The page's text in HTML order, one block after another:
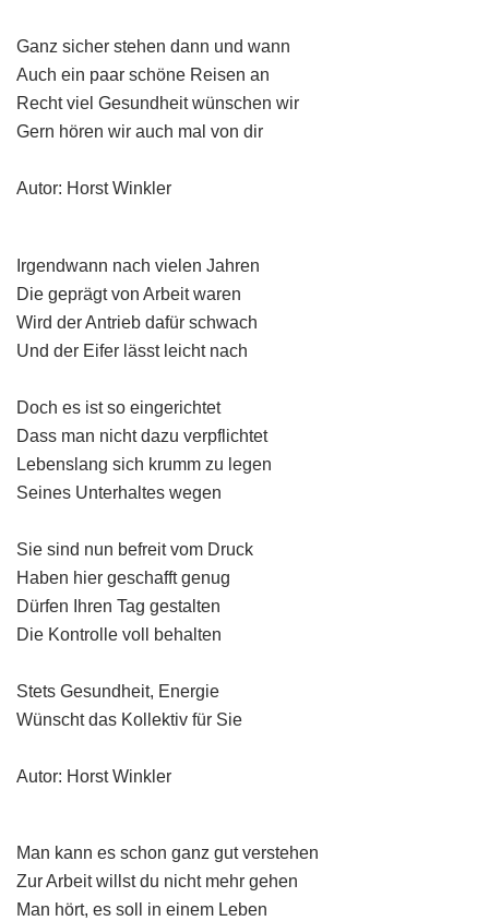
Ganz sicher stehen dann und wann
Auch ein paar schöne Reisen an
Recht viel Gesundheit wünschen wir
Gern hören wir auch mal von dir
Autor: Horst Winkler
Irgendwann nach vielen Jahren
Die geprägt von Arbeit waren
Wird der Antrieb dafür schwach
Und der Eifer lässt leicht nach
Doch es ist so eingerichtet
Dass man nicht dazu verpflichtet
Lebenslang sich krumm zu legen
Seines Unterhaltes wegen
Sie sind nun befreit vom Druck
Haben hier geschafft genug
Dürfen Ihren Tag gestalten
Die Kontrolle voll behalten
Stets Gesundheit, Energie
Wünscht das Kollektiv für Sie
Autor: Horst Winkler
Man kann es schon ganz gut verstehen
Zur Arbeit willst du nicht mehr gehen
Man hört, es soll in einem Leben